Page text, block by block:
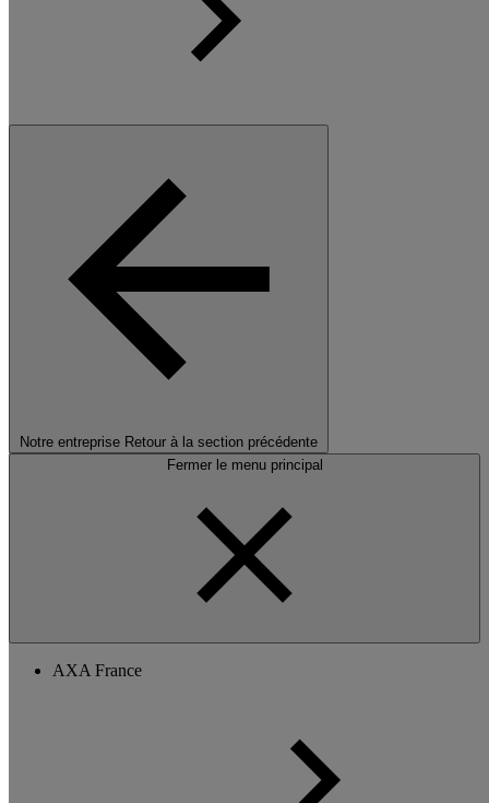
Notre entreprise Retour à la section précédente
Fermer le menu principal
AXA France